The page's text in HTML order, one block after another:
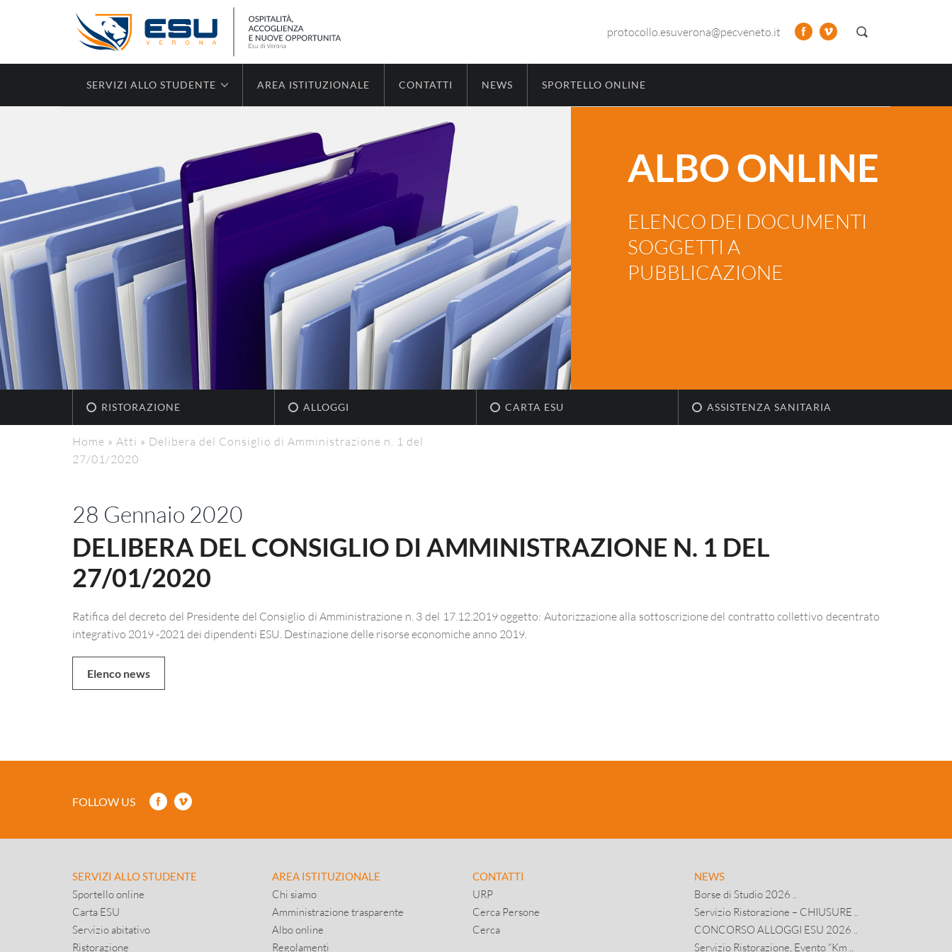
protocollo.esuverona@pecveneto.it
SERVIZI ALLO STUDENTE AREA ISTITUZIONALE CONTATTI NEWS SPORTELLO ONLINE
ALBO ONLINE
ELENCO DEI DOCUMENTI
SOGGETTI A
PUBBLICAZIONE
RISTORAZIONE ALLOGGI CARTA ESU ASSISTENZA SANITARIA
Home » Atti » Delibera del Consiglio di Amministrazione n. 1 del
27/01/2020
28 Gennaio 2020
DELIBERA DEL CONSIGLIO DI AMMINISTRAZIONE N. 1 DEL
27/01/2020
Ratifica del decreto del Presidente del Consiglio di Amministrazione n. 3 del 17.12.2019 oggetto: Autorizzazione alla sottoscrizione del contratto collettivo decentrato
integrativo 2019 -2021 dei dipendenti ESU. Destinazione delle risorse economiche anno 2019.
Elenco news
FOLLOW US
SERVIZI ALLO STUDENTE
Sportello online
Carta ESU
Servizio abitativo
Ristorazione
AREA ISTITUZIONALE
Chi siamo
Amministrazione trasparente
Albo online
Regolamenti
CONTATTI
URP
Cerca Persone
Cerca
NEWS
Borse di Studio 2026 ..
Servizio Ristorazione – CHIUSURE ..
CONCORSO ALLOGGI ESU 2026 ..
Servizio Ristorazione, Evento “Km ..